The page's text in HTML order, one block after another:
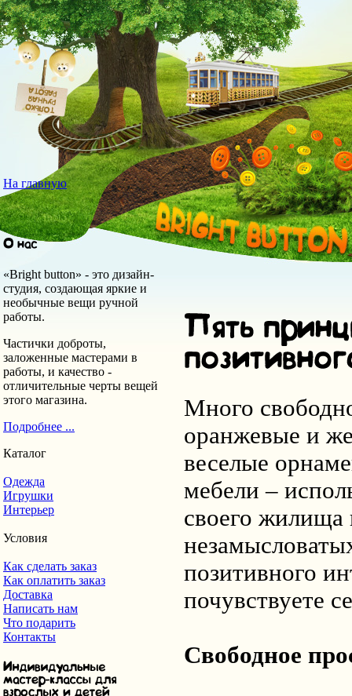
На главную
«Bright button» - это дизайн-
студия, создающая яркие и
необычные вещи ручной
работы.
Частички доброты,
заложенные мастерами в
работы, и качество -
отличительные черты вещей
этого магазина.
Подробнее ...
Каталог
Одежда
Игрушки
Интерьер
Условия
Как сделать заказ
Как оплатить заказ
Доставка
Написать нам
Что подарить
Контакты
Много
оранжевые и
веселые
мебели –
своего жилища
позитивного
почувствуете
Свободное